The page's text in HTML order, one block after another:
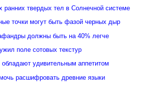
твердых тел в Солнечной системе
точки могут быть фазой черных дыр
должны быть на 40% легче
поле сотовых текстур
удивительным аппетитом
расшифровать древние языки